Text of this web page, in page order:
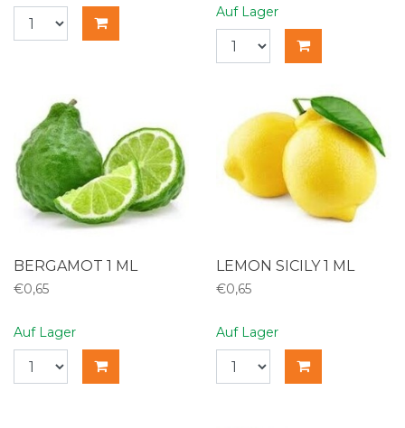
Auf Lager
BERGAMOT 1 ML
€0,65
Auf Lager
LEMON SICILY 1 ML
€0,65
Auf Lager